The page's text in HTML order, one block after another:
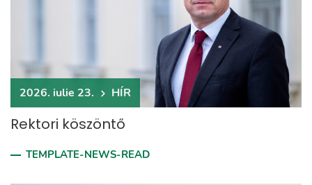
2026. iulie 23. HÍR
Rektori köszöntő
TEMPLATE-NEWS-READ